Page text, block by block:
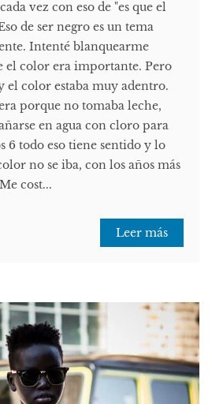
vez con eso de "es que el
de ser negro es un tema
Intenté blanquearme
el color era importante. Pero
color estaba muy adentro.
porque no tomaba leche,
en agua con cloro para
6 todo eso tiene sentido y lo
no se iba, con los años más
cost...
Leer más